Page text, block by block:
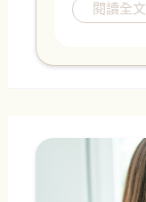
閱讀全文